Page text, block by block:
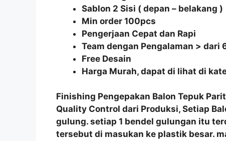
Sablon 2 Sisi ( depan – belakang )
Min order 100pcs
Pengerjaan Cepat dan Rapi
Team dengan Pengalaman > dari
Free Desain
Harga Murah, dapat di lihat di
Finishing Pengepakan Balon Tepuk
Quality Control dari Produksi, Setiap
gulung. setiap 1 bendel gulungan itu
tersebut di masukan ke plastik besar.